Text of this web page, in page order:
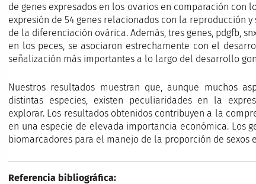
de genes expresados ​​en los ovarios en comparación con
expresión de 54 genes relacionados con la reproducción
de la diferenciación ovárica. Además, tres genes, pdgfb,
en los peces, se asociaron estrechamente con el
señalización más importantes a lo largo del desarrollo
Nuestros resultados muestran que, aunque muchos
distintas especies, existen peculiaridades en la
explorar. Los resultados obtenidos contribuyen a la
en una especie de elevada importancia económica. Los
biomarcadores para el manejo de la proporción de sexos
Referencia bibliográfica: